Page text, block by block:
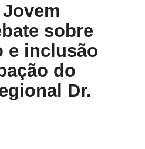
sobre
e inclusão
do
Dr.